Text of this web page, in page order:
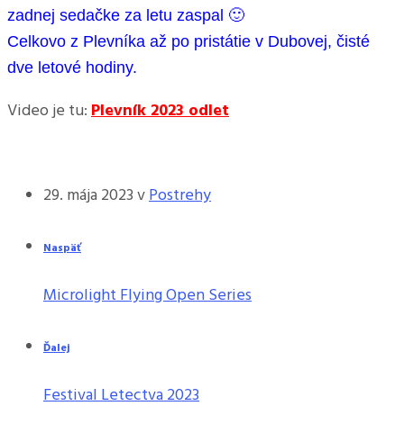
zadnej sedačke za letu zaspal 🙂
Celkovo z Plevníka až po pristátie v Dubovej, čisté
dve letové hodiny.
Video je tu:Plevník 2023 odlet
29. mája 2023vPostrehy
Naspäť
Microlight Flying Open Series
Ďalej
Festival Letectva 2023